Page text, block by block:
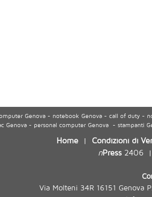
Genova - notebook Genova - call of duty -
Genova - personal computer Genova - stampanti
Home | Condizioni di
nPress2406|
Via Molteni 34R 16151 Genova